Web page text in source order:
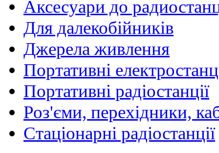
Аксесуари до
Для далекобійників
Джерела живлення
Портативні
Портативні радіостанції
Роз'єми, перехідники,
Стаціонарні радіостанції